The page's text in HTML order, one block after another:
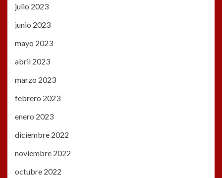
julio 2023
junio 2023
mayo 2023
abril 2023
marzo 2023
febrero 2023
enero 2023
diciembre 2022
noviembre 2022
octubre 2022